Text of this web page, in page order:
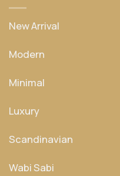
New Arrival
Modern
Minimal
Luxury
Scandinavian
Wabi Sabi